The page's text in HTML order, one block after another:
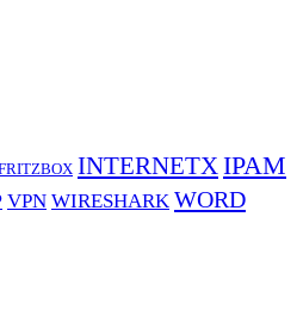
INTERNETXIPAM
VPN WIRESHARK WORD